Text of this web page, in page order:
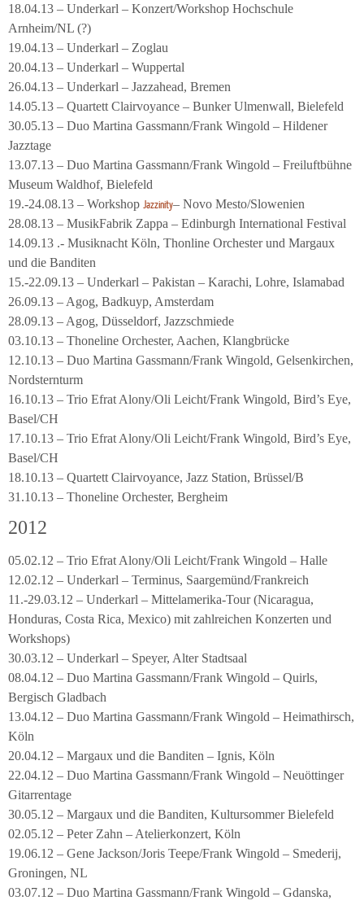
18.04.13 – Underkarl – Konzert/Workshop Hochschule
Arnheim/NL (?)
19.04.13 – Underkarl – Zoglau
20.04.13 – Underkarl – Wuppertal
26.04.13 – Underkarl – Jazzahead, Bremen
14.05.13 – Quartett Clairvoyance – Bunker Ulmenwall, Bielefeld
30.05.13 – Duo Martina Gassmann/Frank Wingold – Hildener
Jazztage
13.07.13 – Duo Martina Gassmann/Frank Wingold – Freiluftbühne
Museum Waldhof, Bielefeld
19.-24.08.13 – Workshop Jazzinity– Novo Mesto/Slowenien
28.08.13 – MusikFabrik Zappa – Edinburgh International Festival
14.09.13 .- Musiknacht Köln, Thonline Orchester und Margaux
und die Banditen
15.-22.09.13 – Underkarl – Pakistan – Karachi, Lohre, Islamabad
26.09.13 – Agog, Badkuyp, Amsterdam
28.09.13 – Agog, Düsseldorf, Jazzschmiede
03.10.13 – Thoneline Orchester, Aachen, Klangbrücke
12.10.13 – Duo Martina Gassmann/Frank Wingold, Gelsenkirchen,
Nordsternturm
16.10.13 – Trio Efrat Alony/Oli Leicht/Frank Wingold, Bird’s Eye,
Basel/CH
17.10.13 – Trio Efrat Alony/Oli Leicht/Frank Wingold, Bird’s Eye,
Basel/CH
18.10.13 – Quartett Clairvoyance, Jazz Station, Brüssel/B
31.10.13 – Thoneline Orchester, Bergheim
2012
05.02.12 – Trio Efrat Alony/Oli Leicht/Frank Wingold – Halle
12.02.12 – Underkarl – Terminus, Saargemünd/Frankreich
11.-29.03.12 – Underkarl – Mittelamerika-Tour (Nicaragua,
Honduras, Costa Rica, Mexico) mit zahlreichen Konzerten und
Workshops)
30.03.12 – Underkarl – Speyer, Alter Stadtsaal
08.04.12 – Duo Martina Gassmann/Frank Wingold – Quirls,
Bergisch Gladbach
13.04.12 – Duo Martina Gassmann/Frank Wingold – Heimathirsch,
Köln
20.04.12 – Margaux und die Banditen – Ignis, Köln
22.04.12 – Duo Martina Gassmann/Frank Wingold – Neuöttinger
Gitarrentage
30.05.12 – Margaux und die Banditen, Kultursommer Bielefeld
02.05.12 – Peter Zahn – Atelierkonzert, Köln
19.06.12 – Gene Jackson/Joris Teepe/Frank Wingold – Smederij,
Groningen, NL
03.07.12 – Duo Martina Gassmann/Frank Wingold – Gdanska,